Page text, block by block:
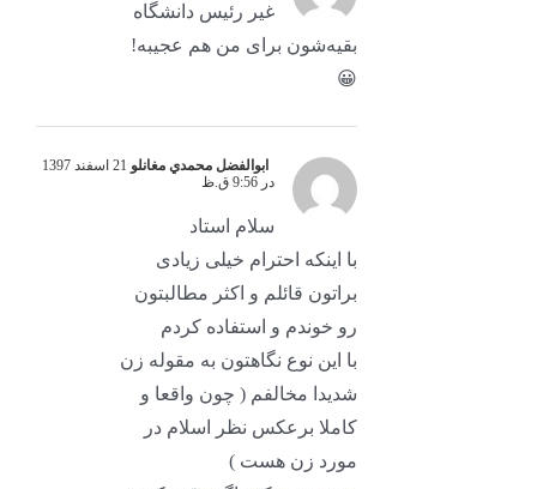
غیر رئیس دانشگاه
بقیه‌شون برای من هم عجیبه!
😀
ابوالفضل محمدي مغانلو
21 اسفند 1397
در 9:56 ق.ظ
سلام استاد
با اینکه احترام خیلی زیادی
براتون قائلم و اکثر مطالبتون
رو خوندم و استفاده کردم
با این نوع نگاهتون به مقوله زن
شدیدا مخالفم ( چون واقعا و
کاملا برعکس نظر اسلام در
مورد زن هست )